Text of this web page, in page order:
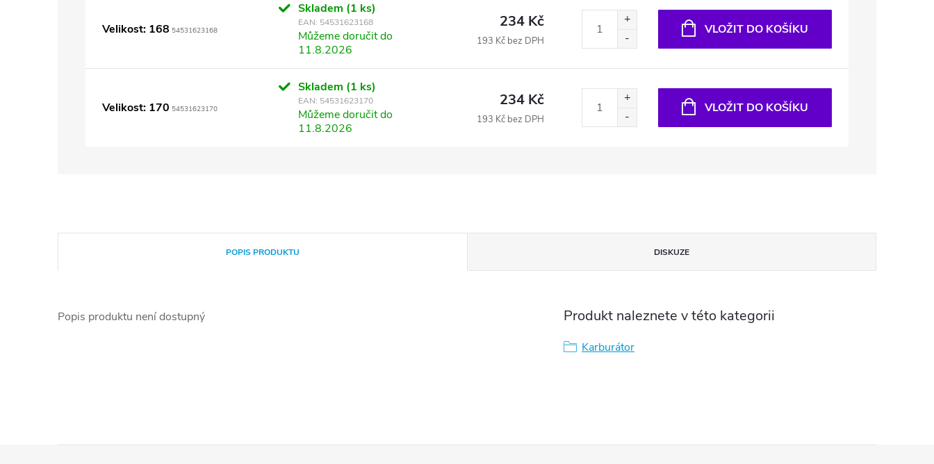
Velikost: 168 54531623168
Skladem (1 ks)
EAN: 54531623168
Můžeme doručit do
11.8.2026
234 Kč
193 Kč bez DPH
VLOŽIT DO KOŠÍKU
Velikost: 170 54531623170
Skladem (1 ks)
EAN: 54531623170
Můžeme doručit do
11.8.2026
234 Kč
193 Kč bez DPH
VLOŽIT DO KOŠÍKU
POPIS PRODUKTU DISKUZE
Popis produktu není dostupný Produkt naleznete v této kategorii
Karburátor